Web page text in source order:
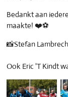
Bedankt aan
maakte! ❤️⚽️
📸Stefan
Ook Eric 'T Kindt